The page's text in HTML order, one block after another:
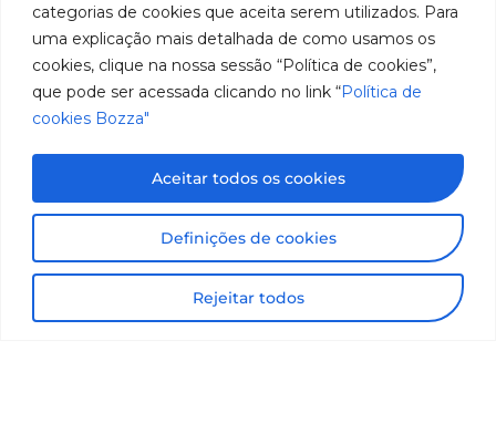
categorias de cookies que aceita serem utilizados. Para
uma explicação mais detalhada de como usamos os
cookies, clique na nossa sessão “Política de cookies”,
que pode ser acessada clicando no link “Política de
cookies Bozza"
Definições de cookies
Rejeitar todos
Aceitar todos os cookies